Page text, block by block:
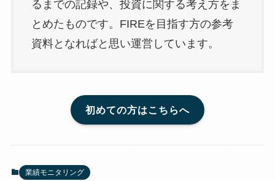
るまでの記録や、投資に関する考え方をま
とめたものです。FIREを目指す方の参考
資料となればと思い運営しています。
初めての方はこちらへ
業績モニタリング